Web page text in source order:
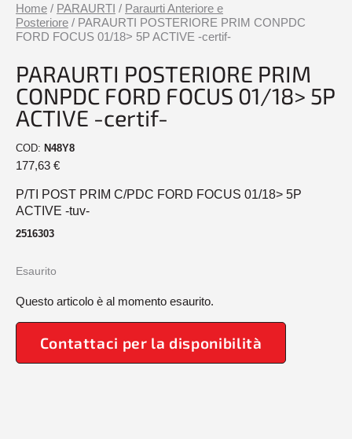
Home / PARAURTI / Paraurti Anteriore e
Posteriore / PARAURTI POSTERIORE PRIM CONPDC
FORD FOCUS 01/18> 5P ACTIVE -certif-
PARAURTI POSTERIORE PRIM
CONPDC FORD FOCUS 01/18> 5P
ACTIVE -certif-
COD: N48Y8
177,63 €
P/TI POST PRIM C/PDC FORD FOCUS 01/18> 5P
ACTIVE -tuv-
2516303
Esaurito
Questo articolo è al momento esaurito.
Contattaci per la disponibilità